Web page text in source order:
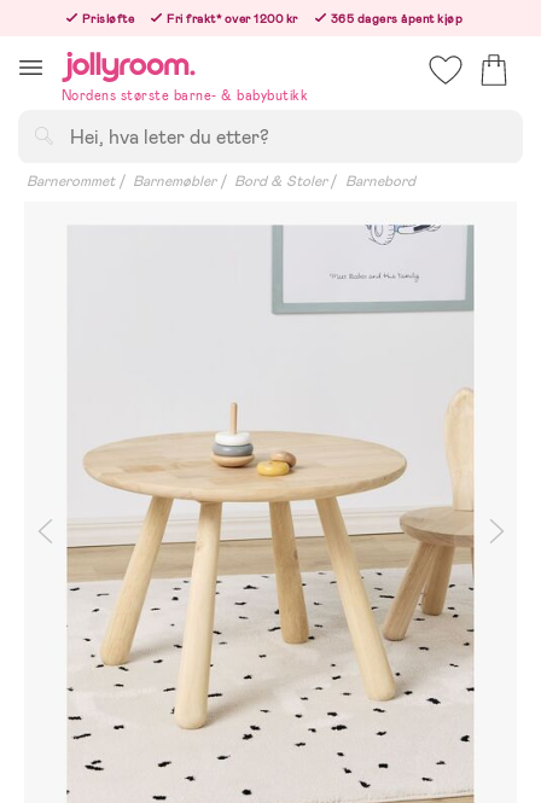
innehållet
Prisløfte Fri frakt* over 1200 kr
365 dagers åpent kjøp
Nordens største barne- & babybutikk
Barnerommet Barnemøbler Bord & Stoler Barnebord